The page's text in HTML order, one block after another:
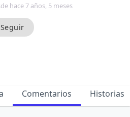
hace 7 años, 5 meses
Comentarios Historias